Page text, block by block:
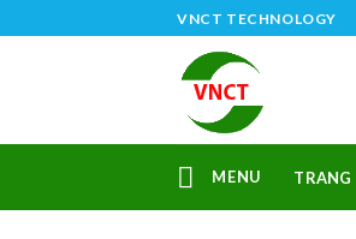
to
VNCT TECHNOLOGY
MENU TRANG